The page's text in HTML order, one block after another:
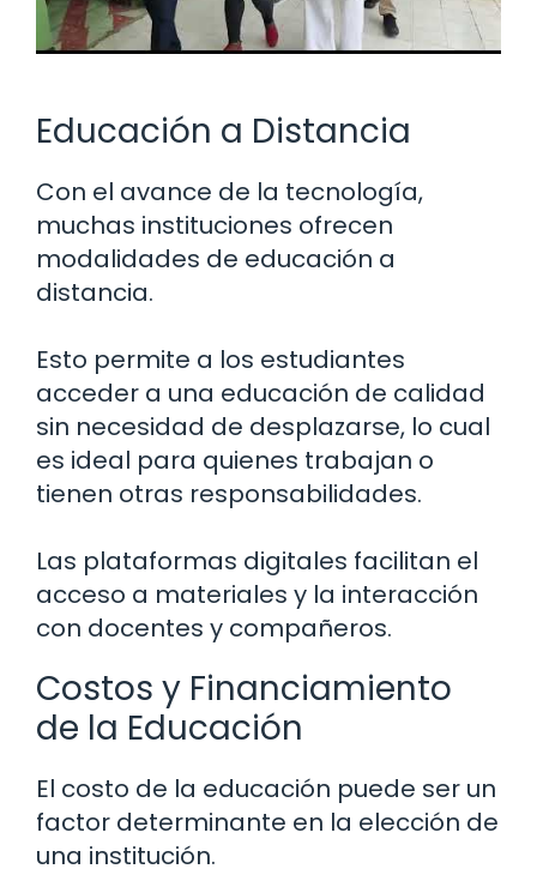
Educación a Distancia
Con el avance de la tecnología,
muchas instituciones ofrecen
modalidades de educación a
distancia.
Esto permite a los estudiantes
acceder a una educación de calidad
sin necesidad de desplazarse, lo cual
es ideal para quienes trabajan o
tienen otras responsabilidades.
Las plataformas digitales facilitan el
acceso a materiales y la interacción
con docentes y compañeros.
Costos y Financiamiento
de la Educación
El costo de la educación puede ser un
factor determinante en la elección de
una institución.